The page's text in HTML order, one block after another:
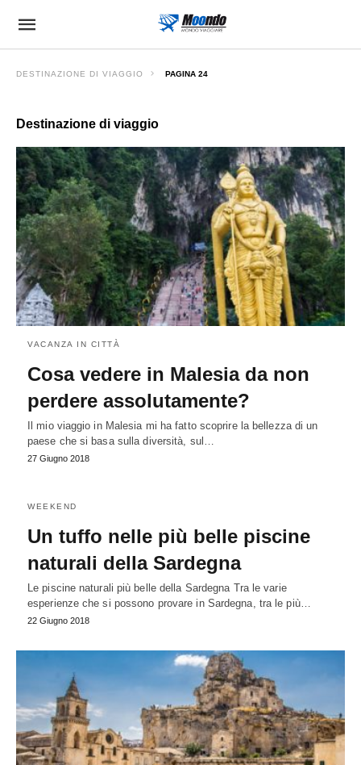
DESTINAZIONE DI VIAGGIO PAGINA 24
Destinazione di viaggio
VACANZA IN CITTÀ
Cosa vedere in Malesia da non
perdere assolutamente?
Il mio viaggio in Malesia mi ha fatto scoprire la bellezza di un
paese che si basa sulla diversità, sul…
27 Giugno 2018
WEEKEND
Un tuffo nelle più belle piscine
naturali della Sardegna
Le piscine naturali più belle della Sardegna Tra le varie
esperienze che si possono provare in Sardegna, tra le più…
22 Giugno 2018